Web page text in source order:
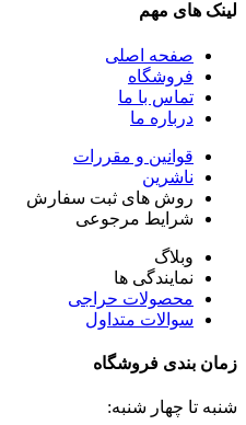
لینک های مهم
صفحه اصلی
فروشگاه
تماس با ما
درباره ما
قوانین و مقررات
ناشرین
روش های ثبت سفارش
شرایط مرجوعی
وبلاگ
نمایندگی ها
محصولات حراجی
سوالات متداول
زمان بندی فروشگاه
شنبه تا چهار شنبه: